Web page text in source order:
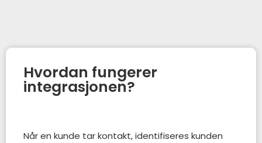
Hvordan fungerer
integrasjonen?
Når en kunde tar kontakt, identifiseres kunden